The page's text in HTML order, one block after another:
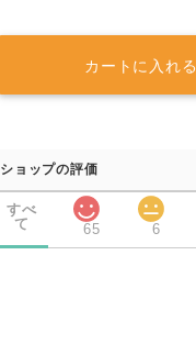
カートに入れる
ショップの評価
すべ
て
65 6